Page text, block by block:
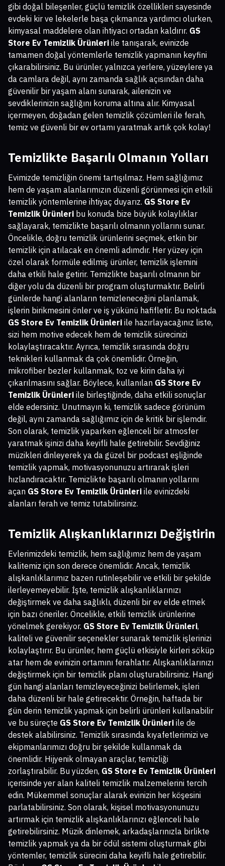
gibi doğal bileşenler, güçlü temizlik özellikleri sayesinde
evdeki kir ve lekelerle başa çıkmanıza yardımcı olurken,
kimyasal maddelere olan ihtiyacı ortadan kaldırır. GS
Store Ev Temizlik Ürünleri ile tanışarak, evinizde
tamamen doğal yöntemlerle temizlik yapmanın keyfini
çıkarabilirsiniz. Bu ürünler, yalnızca yerlere, yüzeylere ya
da camlara değil, aynı zamanda sağlık açısından daha
güvenilir bir yaşam alanı sunarak, ailenizin ve
sevdiklerinizin sağlığını koruma altına alır. Kimyasal
içermeyen, doğadan gelen temizlik çözümleri ile ferah,
temiz ve güvenli bir ev ortamı yaratmak artık çok kolay!
Temizlikte Başarılı Olmanın Yolları
Evimizde temizliğin önemi tartışılmaz. Hem sağlığımız
hem de yaşam alanlarımızın düzenli görünmesi için etkili
temizlik yöntemlerine ihtiyaç duyarız. GS Store Ev
Temizlik Ürünleri bu konuda bize büyük kolaylıklar
sağlayarak, temizlikte başarılı olmanın yollarını sunar.
Öncelikle, doğru temizlik ürünlerini seçmek, etkin bir
temizlik için atılacak en önemli adımdır. Her yüzey için
özel olarak formüle edilmiş ürünler, temizlik işlemini
daha etkili hale getirir. Temizlikte başarılı olmanın bir
diğer yolu da düzenli bir program oluşturmaktır. Belirli
günlerde hangi alanların temizleneceğini planlamak,
işlerin birikmesini önler ve iş yükünü hafifletir. Bu noktada
GS Store Ev Temizlik Ürünleri ile hazırlayacağınız liste,
sizi hem motive edecek hem de temizlik sürecinizi
kolaylaştıracaktır. Ayrıca, temizlik sırasında doğru
teknikleri kullanmak da çok önemlidir. Örneğin,
mikrofiber bezler kullanmak, toz ve kirin daha iyi
çıkarılmasını sağlar. Böylece, kullanılan GS Store Ev
Temizlik Ürünleri ile birleştiğinde, daha etkili sonuçlar
elde edersiniz. Unutmayın ki, temizlik sadece görünüm
değil, aynı zamanda sağlığımız için de kritik bir işlemdir.
Son olarak, temizlik yaparken eğlenceli bir atmosfer
yaratmak işinizi daha keyifli hale getirebilir. Sevdiğiniz
müzikleri dinleyerek ya da güzel bir podcast eşliğinde
temizlik yapmak, motivasyonunuzu artırarak işleri
hızlandıracaktır. Temizlikte başarılı olmanın yollarını
açan GS Store Ev Temizlik Ürünleri ile evinizdeki
alanları ferah ve temiz tutabilirsiniz.
Temizlik Alışkanlıklarınızı Değiştirin
Evlerimizdeki temizlik, hem sağlığımız hem de yaşam
kalitemiz için son derece önemlidir. Ancak, temizlik
alışkanlıklarımız bazen rutinleşebilir ve etkili bir şekilde
ilerleyemeyebilir. İşte, temizlik alışkanlıklarınızı
değiştirmek ve daha sağlıklı, düzenli bir ev elde etmek
için bazı öneriler. Öncelikle, etkili temizlik ürünlerine
yönelmek gerekiyor. GS Store Ev Temizlik Ürünleri,
kaliteli ve güvenilir seçenekler sunarak temizlik işlerinizi
kolaylaştırır. Bu ürünler, hem güçlü etkisiyle kirleri söküp
atar hem de evinizin ortamını ferahlatır. Alışkanlıklarınızı
değiştirmek için bir temizlik planı oluşturabilirsiniz. Hangi
gün hangi alanları temizleyeceğinizi belirlemek, işleri
daha düzenli bir hale getirecektir. Örneğin, haftada bir
gün derin temizlik yapmak için belirli ürünleri kullanabilir
ve bu süreçte GS Store Ev Temizlik Ürünleri ile de
destek alabilirsiniz. Temizlik sırasında kıyafetlerimizi ve
ekipmanlarımızı doğru bir şekilde kullanmak da
önemlidir. Hijyenik olmayan araçlar, temizliği
zorlaştırabilir. Bu yüzden, GS Store Ev Temizlik Ürünleri
içerisinde yer alan kaliteli temizlik malzemelerini tercih
edin. Mükemmel sonuçlar alarak evinizin her köşesini
parlatabilirsiniz. Son olarak, kişisel motivasyonunuzu
artırmak için temizlik alışkanlıklarınızı eğlenceli hale
getirebilirsiniz. Müzik dinlemek, arkadaşlarınızla birlikte
temizlik yapmak ya da bir ödül sistemi oluşturmak gibi
yöntemler, temizlik sürecini daha keyifli hale getirebilir.